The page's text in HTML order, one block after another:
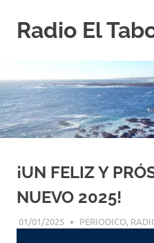
contenido
Radio El
Tabo
¡UN FELIZ Y
NUEVO 2025!
01/01/2025 EDITOR-RET
PERIODICO,